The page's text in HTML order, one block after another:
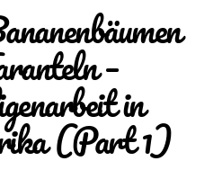
–
in
(Part 1)